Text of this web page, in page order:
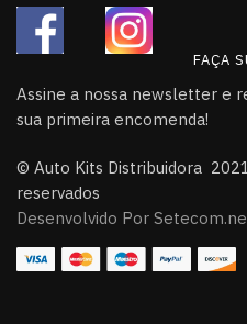
FAÇA
Assine a nossa newsletter e
sua primeira encomenda!
© Auto Kits Distribuidora
reservados
Desenvolvido Por